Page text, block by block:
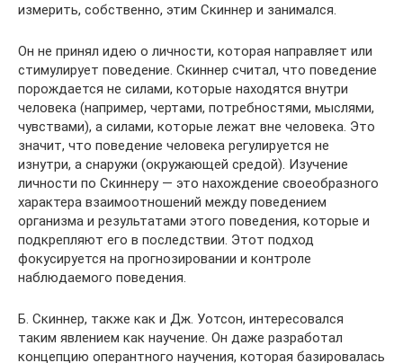
измерить, собственно, этим Скиннер и занимался.
Он не принял идею о личности, которая направляет или
стимулирует поведение. Скиннер считал, что поведение
порождается не силами, которые находятся внутри
человека (например, чертами, потребностями, мыслями,
чувствами), а силами, которые лежат вне человека. Это
значит, что поведение человека регулируется не
изнутри, а снаружи (окружающей средой). Изучение
личности по Скиннеру — это нахождение своеобразного
характера взаимоотношений между поведением
организма и результатами этого поведения, которые и
подкрепляют его в последствии. Этот подход
фокусируется на прогнозировании и контроле
наблюдаемого поведения.
Б. Скиннер, также как и Дж. Уотсон, интересовался
таким явлением как научение. Он даже разработал
концепцию оперантного научения, которая базировалась